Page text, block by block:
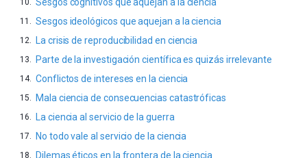
Sesgos ideológicos que aquejan a la ciencia
La crisis de reproducibilidad en ciencia
Parte de la investigación científica es quizás irrelevante
Conflictos de intereses en la ciencia
Mala ciencia de consecuencias catastróficas
La ciencia al servicio de la guerra
No todo vale al servicio de la ciencia
Dilemas éticos en la frontera de la ciencia